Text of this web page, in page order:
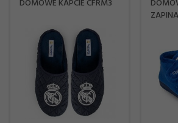
DOMOWE KAPCIE CFRM3